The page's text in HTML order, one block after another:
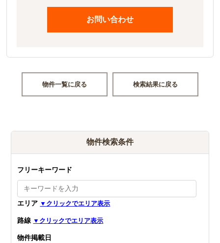
お問い合わせ
物件一覧に戻る 検索結果に戻る
物件検索条件
フリーキーワード
エリア
路線
物件掲載日